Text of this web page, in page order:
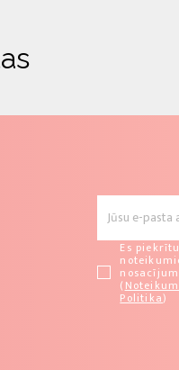
Es piekrītu
(
Politika)